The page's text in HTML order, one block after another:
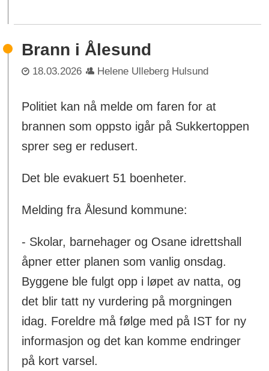
Brann i Ålesund
18.03.2026 Helene Ulleberg Hulsund
Politiet kan nå melde om faren for at
brannen som oppsto igår på Sukkertoppen
sprer seg er redusert.
Det ble evakuert 51 boenheter.
Melding fra Ålesund kommune:
- Skolar, barnehager og Osane idrettshall
åpner etter planen som vanlig onsdag.
Byggene ble fulgt opp i løpet av natta, og
det blir tatt ny vurdering på morgningen
idag. Foreldre må følge med på IST for ny
informasjon og det kan komme endringer
på kort varsel.